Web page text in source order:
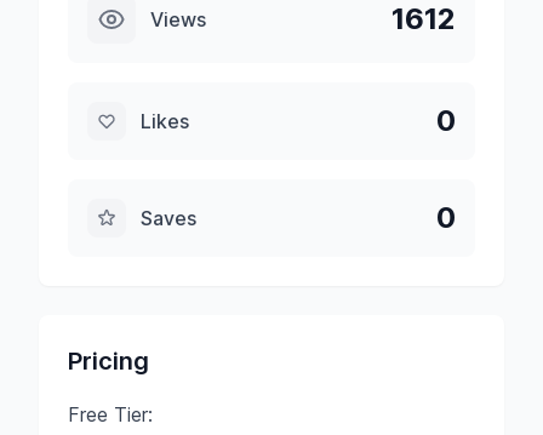
Views 1612
Likes 0
Saves 0
Pricing
Free Tier: